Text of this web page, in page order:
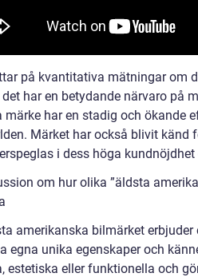
på kvantitativa mätningar om
har en betydande närvaro på
märke har en stadig och ökande
Märket har också blivit känd
i dess höga
om hur olika ”äldsta
amerikanska bilmärket erbjuder
egna unika egenskaper och
estetiska eller funktionella och